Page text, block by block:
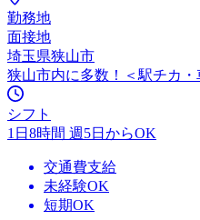
勤務地
面接地
埼玉県狭山市
狭山市内に多数！＜駅チカ・
シフト
1日8時間 週5日からOK
交通費支給
未経験OK
短期OK